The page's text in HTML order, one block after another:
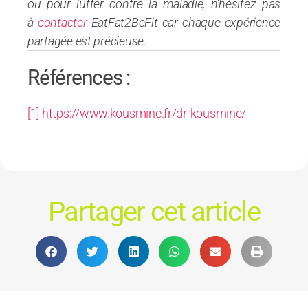
ou pour lutter contre la maladie, n’hésitez pas
à contacterEatFat2BeFit car chaque expérience
partagée est précieuse.
Références :
[1] https://www.kousmine.fr/dr-kousmine/
Partager cet article